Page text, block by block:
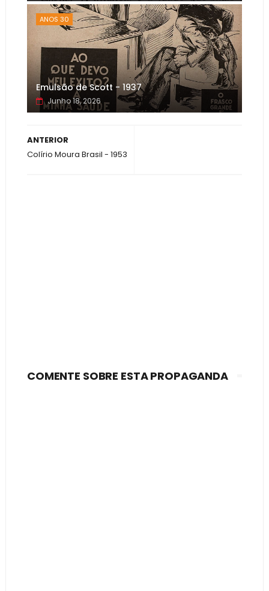
ANOS 30
Emulsão de Scott - 1937
Junho 18, 2026
ANTERIOR
Colírio Moura Brasil - 1953
COMENTE SOBRE ESTA PROPAGANDA